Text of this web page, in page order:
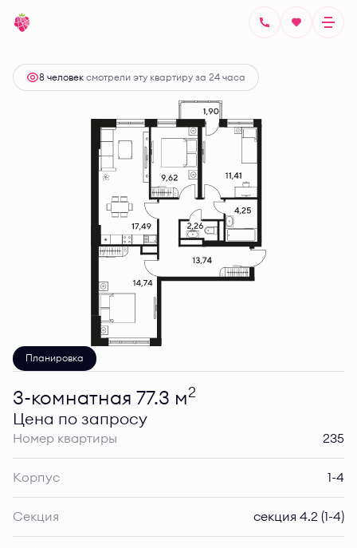
3-комнатная Цена по запросу
8 человек смотрели эту квартиру за 24 часа
Планировка
3-комнатная 77.3 м2
Цена по запросу
Номер квартиры 235
Корпус 1-4
Секция секция 4.2 (1-4)